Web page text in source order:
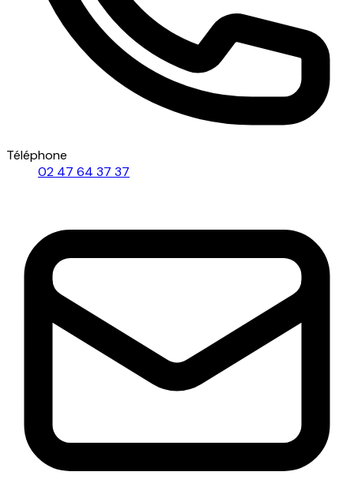
Téléphone
02 47 64 37 37